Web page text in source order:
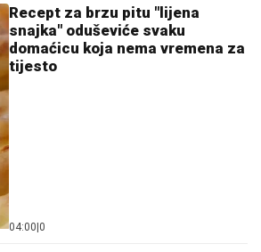
Recept za brzu pitu "lijena
snajka" oduševiće svaku
domaćicu koja nema vremena za
tijesto
04:00 0